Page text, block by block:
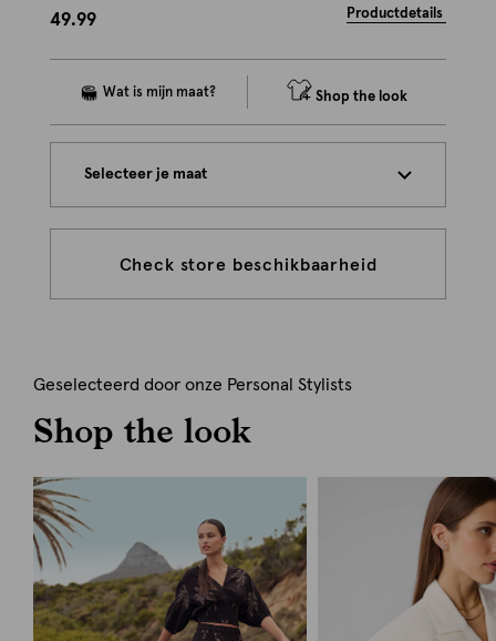
49.99 Productdetails
Shop the look
Selecteer je maat
Check store beschikbaarheid
Geselecteerd door onze Personal Stylists
Shop the look